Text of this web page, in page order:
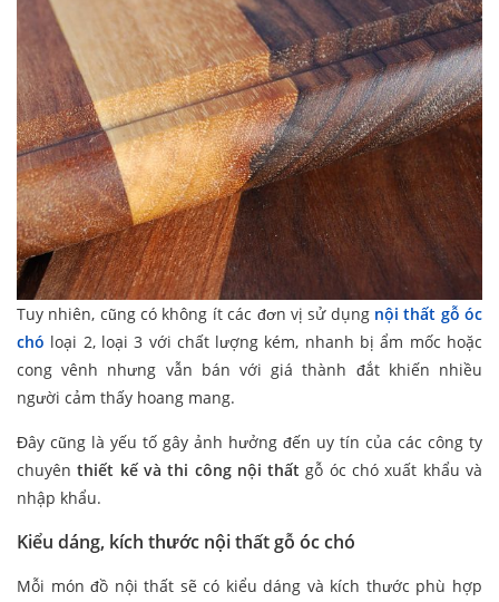
Tuy nhiên, cũng có không ít các đơn vị sử dụng nội thất gỗ óc
chó loại 2, loại 3 với chất lượng kém, nhanh bị ẩm mốc hoặc
cong vênh nhưng vẫn bán với giá thành đắt khiến nhiều
người cảm thấy hoang mang.
Đây cũng là yếu tố gây ảnh hưởng đến uy tín của các công ty
chuyênthiết kế và thi công nội thấtgỗ óc chó xuất khẩu và
nhập khẩu.
Kiểu dáng, kích thước nội thất gỗ óc chó
Mỗi món đồ nội thất sẽ có kiểu dáng và kích thước phù hợp